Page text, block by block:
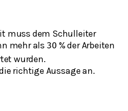
muss dem Schulleiter
mehr als 30 % der Arbeiten
wurden.
richtige Aussage an.